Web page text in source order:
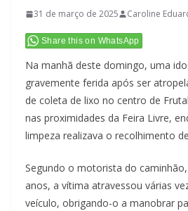
31 de março de 2025 Caroline
Share this on WhatsApp
Na manhã deste domingo, uma
gravemente ferida após ser
de coleta de lixo no centro de
nas proximidades da Feira Livre,
limpeza realizava o recolhimento
Segundo o motorista do
anos, a vítima atravessou várias
veículo, obrigando-o a manobrar